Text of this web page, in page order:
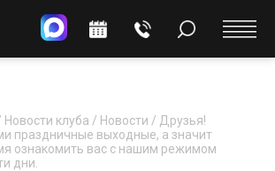
Новости клуба / Новости / Друзья!
праздничные выходные, а значит
ознакомить вас с нашим режимом
дни.